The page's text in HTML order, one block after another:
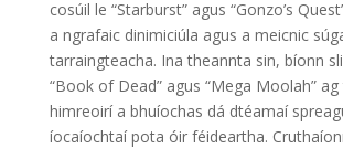
cosúil le “Starburst” agus “Gonzo’s
a ngrafaic dinimiciúla agus a meicnic
tarraingteacha. Ina theannta sin, bíonn
“Book of Dead” agus “Mega Moolah”
himreoirí a bhuíochas dá dtéamaí
íocaíochtaí pota óir féideartha.